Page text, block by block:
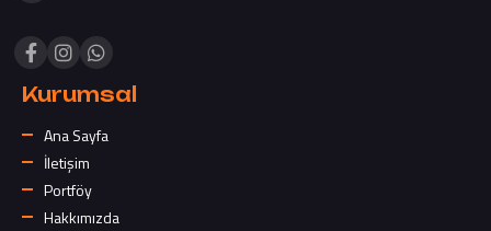
Kurumsal
Ana Sayfa
İletişim
Portföy
Hakkımızda